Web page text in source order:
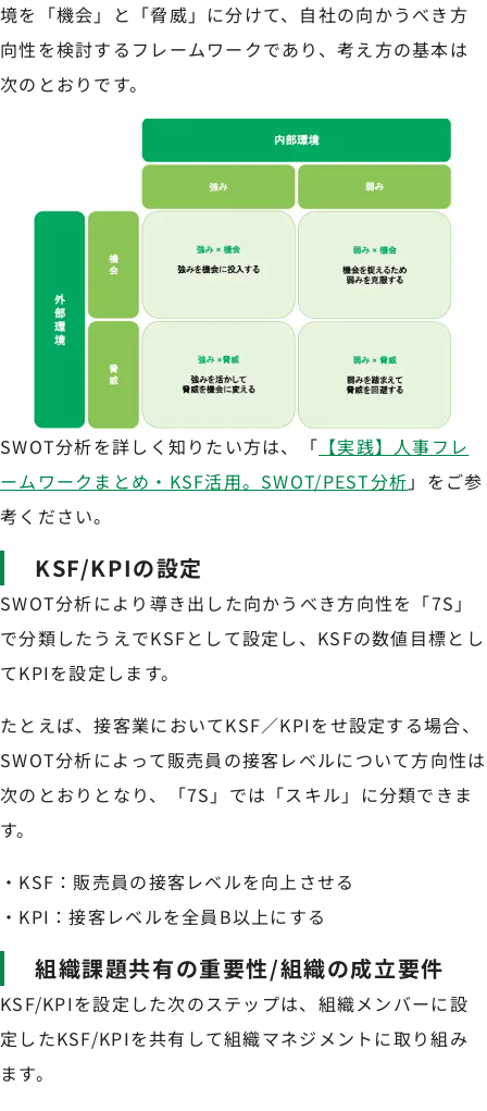
境を「機会」と「脅威」に分けて、自社の向かうべき方
向性を検討するフレームワークであり、考え方の基本は
次のとおりです。
SWOT分析を詳しく知りたい方は、「 【実践】人事フレ
ームワークまとめ・KSF活用。SWOT/PEST分析 」をご参
考ください。
KSF/KPIの設定
SWOT分析により導き出した向かうべき方向性を「7S」
で分類したうえでKSFとして設定し、KSFの数値目標とし
てKPIを設定します。
たとえば、接客業においてKSF／KPIをせ設定する場合、
SWOT分析によって販売員の接客レベルについて方向性は
次のとおりとなり、「7S」では「スキル」に分類できま
す。
・KSF：販売員の接客レベルを向上させる
・KPI：接客レベルを全員B以上にする
組織課題共有の重要性/組織の成立要件
KSF/KPIを設定した次のステップは、組織メンバーに設
定したKSF/KPIを共有して組織マネジメントに取り組み
ます。